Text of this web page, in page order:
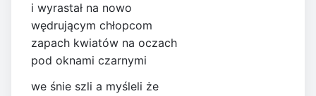
i wyrastał na nowo
wędrującym chłopcom
zapach kwiatów na oczach
pod oknami czarnymi
we śnie szli a myśleli że